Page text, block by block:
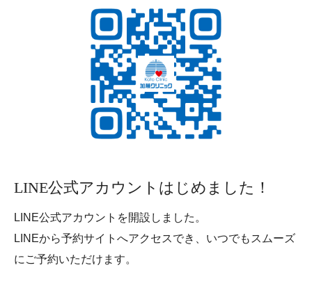
LINE公式アカウントはじめました！
LINE公式アカウントを開設しました。
LINEから予約サイトへアクセスでき、いつでもスムーズ
にご予約いただけます。